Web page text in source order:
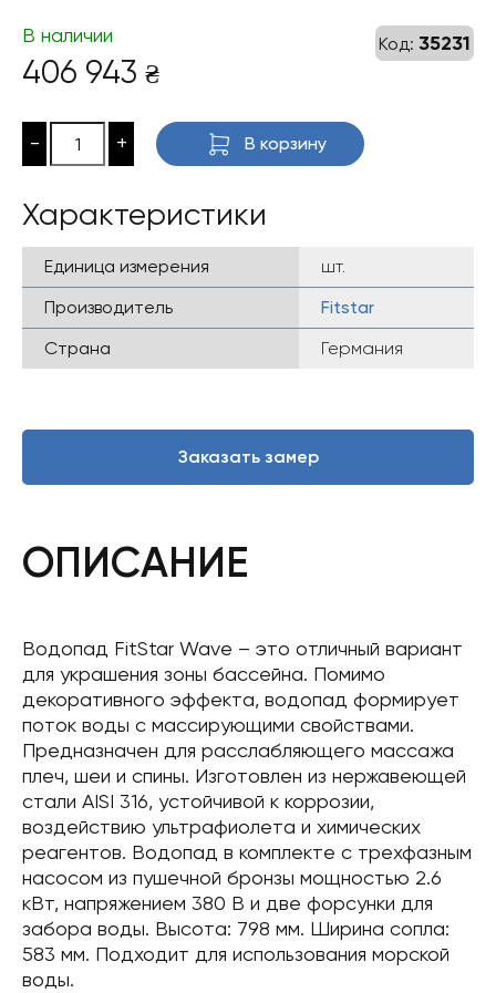
Код: 35231
В наличии
406 943 ₴
- + В корзину
Характеристики
Единица измерения
шт.
Производитель
Fitstar
Страна
Германия
Заказать замер
ОПИСАНИЕ
Водопад FitStar Wave – это отличный вариант
для украшения зоны бассейна. Помимо
декоративного эффекта, водопад формирует
поток воды с массирующими свойствами.
Предназначен для расслабляющего массажа
плеч, шеи и спины. Изготовлен из нержавеющей
стали AISI 316, устойчивой к коррозии,
воздействию ультрафиолета и химических
реагентов. Водопад в комплекте с трехфазным
насосом из пушечной бронзы мощностью 2.6
кВт, напряжением 380 В и две форсунки для
забора воды. Высота: 798 мм. Ширина сопла:
583 мм. Подходит для использования морской
воды.